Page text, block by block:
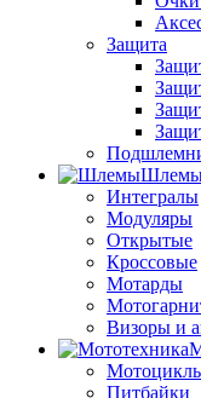
Защита
Интегралы
Модуляры
Открытые
Кроссовые
Мотарды
Визоры и
Питбайки